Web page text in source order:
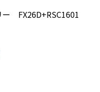
FX26D+RSC1601